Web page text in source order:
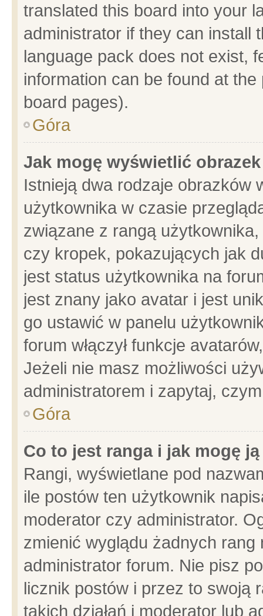
translated this board into your
administrator if they can install
language pack does not exist,
information can be found at
board pages).
Góra
Jak mogę wyświetlić
Istnieją dwa rodzaje obrazków
użytkownika w czasie
związane z rangą
czy kropek, pokazujących jak
jest status użytkownika na
jest znany jako avatar i jest
go ustawić w panelu
forum włączył funkcje
Jeżeli nie masz możliwości
administratorem i zapytaj,
Góra
Co to jest ranga i jak mogę
Rangi, wyświetlane pod
ile postów ten użytkownik
moderator czy administrator.
zmienić wyglądu żadnych
administrator forum. Nie pisz
licznik postów i przez to swoją
takich działań i moderator lub